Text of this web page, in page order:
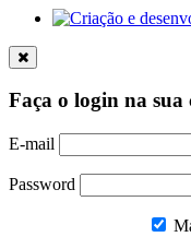
Faça o login na
E-mail
Password